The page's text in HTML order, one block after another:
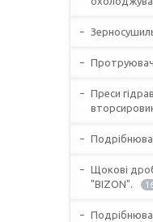
Протруювач
Преси
Щокові
"BIZON".